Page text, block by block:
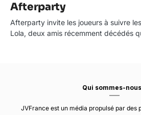
Afterparty
Afterparty invite les joueurs à suivre
Lola, deux amis récemment décédés
Qui sommes-
JVFrance est un média propulsé par des